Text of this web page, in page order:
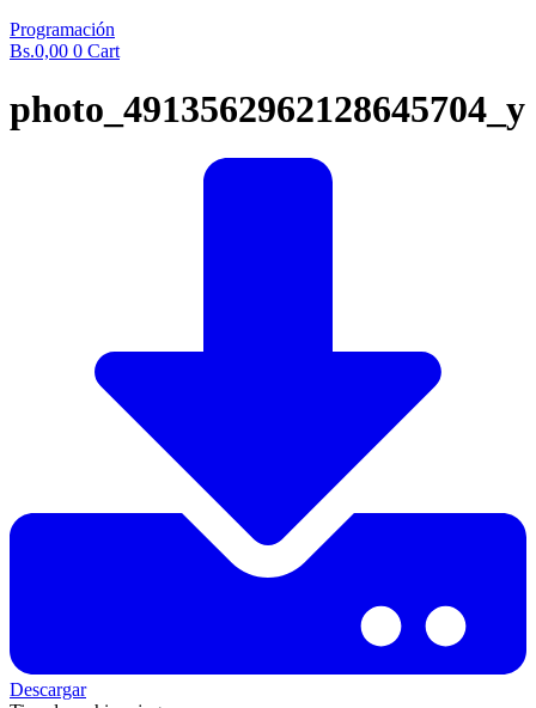
Programación
Bs.0,00 0 Cart
photo_4913562962128645704_y
Descargar